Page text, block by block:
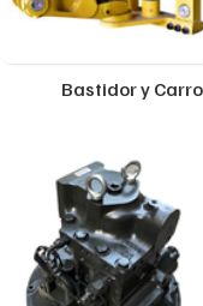
Bastidor y Carro